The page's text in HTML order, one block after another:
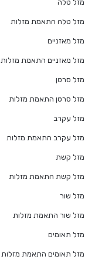
מזל טלה
מזל טלה התאמת מזלות
מזל מאזניים
מזל מאזניים התאמת מזלות
מזל סרטן
מזל סרטן התאמת מזלות
מזל עקרב
מזל עקרב התאמת מזלות
מזל קשת
מזל קשת התאמת מזלות
מזל שור
מזל שור התאמת מזלות
מזל תאומים
מזל תאומים התאמת מזלות